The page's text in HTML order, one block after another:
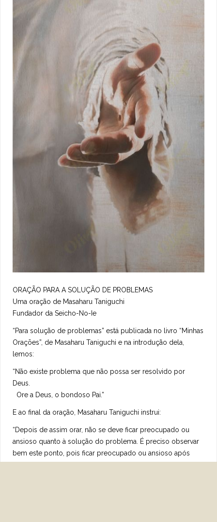
ORAÇÃO PARA A SOLUÇÃO DE PROBLEMAS
Uma oração de Masaharu Taniguchi
Fundador da Seicho-No-Ie
“Para solução de problemas” está publicada no livro “Minhas
Orações”, de Masaharu Taniguchi e na introdução dela,
lemos:
“Não existe problema que não possa ser resolvido por
Deus.
Ore a Deus, o bondoso Pai.”
E ao final da oração, Masaharu Taniguchi instrui:
“Depois de assim orar, não se deve ficar preocupado ou
ansioso quanto à solução do problema. É preciso observar
bem este ponto, pois ficar preocupado ou ansioso após